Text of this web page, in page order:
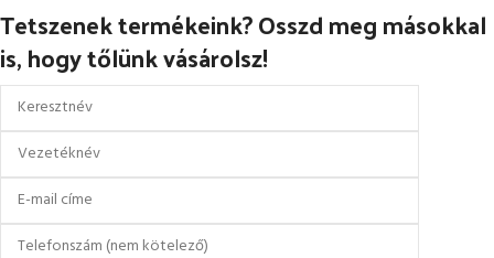
Tetszenek termékeink? Osszd meg másokkal
is, hogy tőlünk vásárolsz!